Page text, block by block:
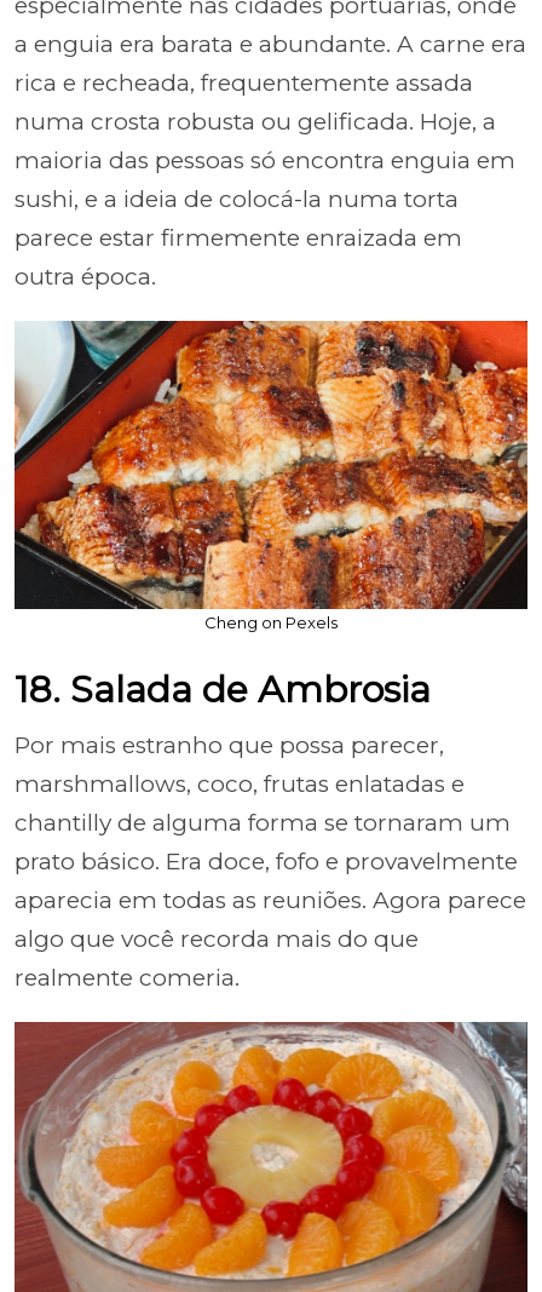
a enguia era barata e abundante. A carne era
rica e recheada, frequentemente assada
numa crosta robusta ou gelificada. Hoje, a
maioria das pessoas só encontra enguia em
sushi, e a ideia de colocá-la numa torta
parece estar firmemente enraizada em
outra época.
Cheng on Pexels
18. Salada de Ambrosia
Por mais estranho que possa parecer,
marshmallows, coco, frutas enlatadas e
chantilly de alguma forma se tornaram um
prato básico. Era doce, fofo e provavelmente
aparecia em todas as reuniões. Agora parece
algo que você recorda mais do que
realmente comeria.